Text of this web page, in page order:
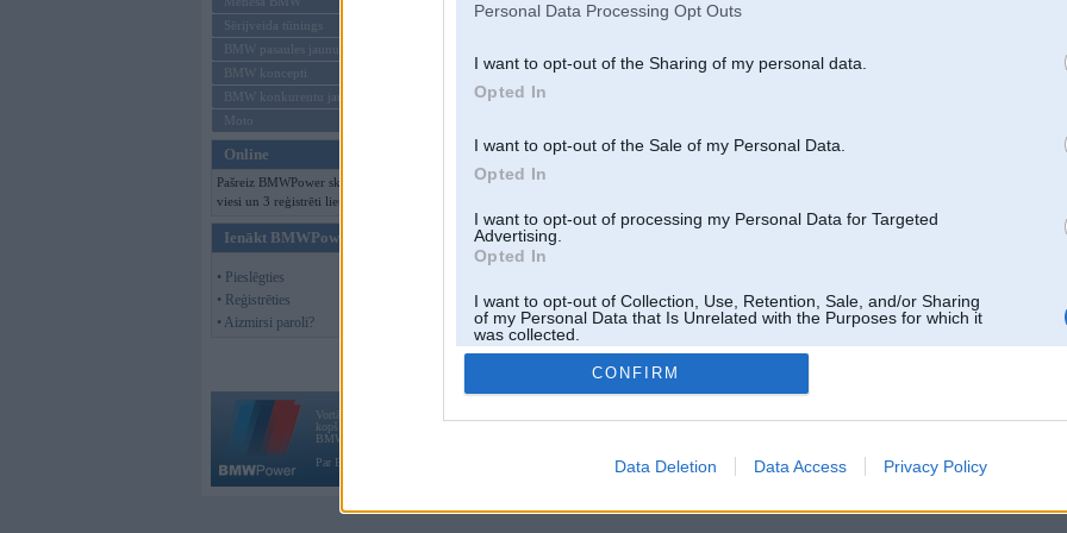
Personal Data Processing Opt Outs
I want to opt-out of the Sharing of my personal data.
Opted In
I want to opt-out of the Sale of my Personal Data.
Opted In
I want to opt-out of processing my Personal Data for Targeted
Advertising.
Opted In
I want to opt-out of Collection, Use, Retention, Sale, and/or Sharing
of my Personal Data that Is Unrelated with the Purposes for which it
was collected.
Opted Out
CONFIRM
Data Deletion Data Access Privacy Policy
Sērijveida tūnings
BMW pasaules jaunumi
BMW koncepti
BMW konkurentu jaunumi
Moto
Online
Pašreiz BMWPower skatās 246
viesi un 3 reģistrēti lietotāji.
Ienākt BMWPower
• Pieslēgties
• Reģistrēties
• Aizmirsi paroli?
Vortāls BMWPower.lv darbojas
kopš 2002. gada 14. maija. Tas nav auto klubs un nav saistīts ar
BMW AG.
Par BMWPower